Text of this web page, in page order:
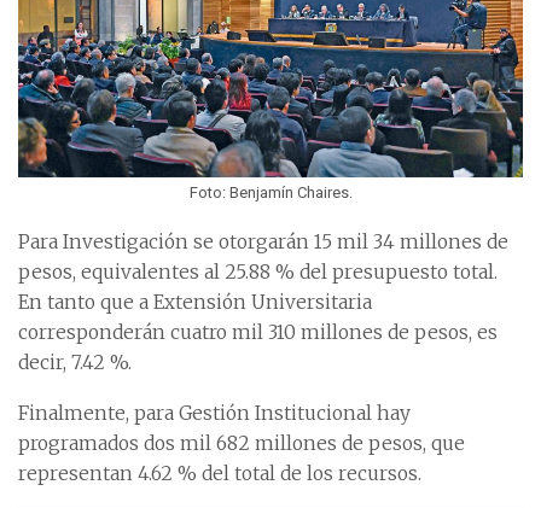
Foto: Benjamín Chaires.
Para Investigación se otorgarán 15 mil 34 millones de
pesos, equivalentes al 25.88 % del presupuesto total.
En tanto que a Extensión Universitaria
corresponderán cuatro mil 310 millones de pesos, es
decir, 7.42 %.
Finalmente, para Gestión Institucional hay
programados dos mil 682 millones de pesos, que
representan 4.62 % del total de los recursos.